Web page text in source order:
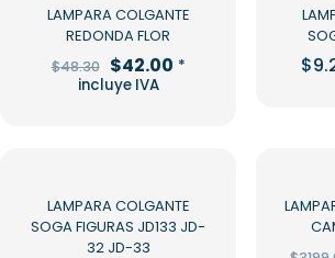
-13%
LAMPARA COLGANTE
REDONDA FLOR
$48.30 El
precio
original
$42.00El
*
incluye IVA
$
LAMPARA COLGANTE
SOGA FIGURAS JD133 JD-
32 JD-33
-